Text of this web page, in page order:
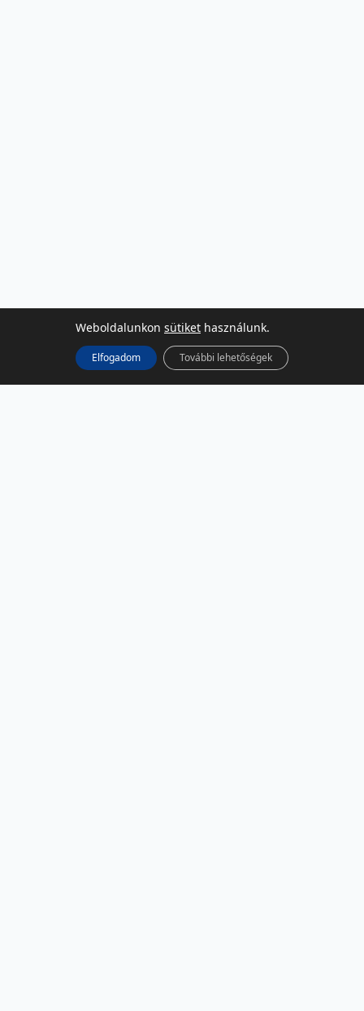
Weboldalunkon sütiket használunk.
Elfogadom További lehetőségek